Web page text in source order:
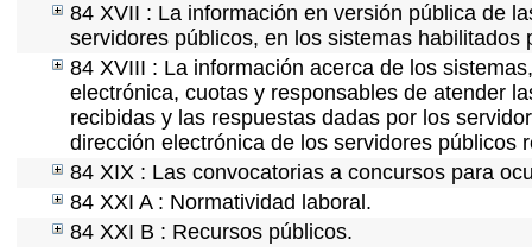
84 XVII : La información en versión pública de
servidores públicos, en los sistemas
84 XVIII : La información acerca de los
electrónica, cuotas y responsables de atender
recibidas y las respuestas dadas por los
dirección electrónica de los servidores públicos
84 XIX : Las convocatorias a concursos para
84 XXI A : Normatividad laboral.
84 XXI B : Recursos públicos.